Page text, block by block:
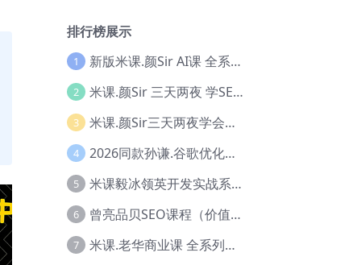
排行榜展示
1 新版米课.颜Sir AI课 全系列实战教程，价值9800，跨境首选！【Ag-0052】
2 米课.颜Sir 三天两夜 学SEO系列教程，价值9600元，跨境人都在学 【Ag-0056】
3 米课.颜Sir三天两夜学会建站，价值6900，MI课甄选课程 【Ag-0055】
4 2026同款孙谦.谷歌优化师部落内部VIP实战教程|价值4999元全网独家解码（官方报名版本）【@034】
5 米课毅冰领英开发实战系列教程，价值3980，跨境必选【Ag-0049】
6 曾亮品贝SEO课程（价值：9800）品贝全系列教程 【Ab-0022】
7 米课.老华商业课 全系列实战教程，跨境电商必学，价值16900元【Ag-0053】